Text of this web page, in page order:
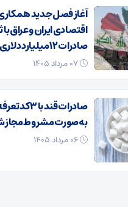
آغاز فصل جدید
اقتصادی ایران و عراق
صادرات ۱۲ میلیارد دلاری
۰۷ مرداد ۱۴۰۵
صادرات قند با ۳ کد
به‌صورت مشروط مجاز
۰۶ مرداد ۱۴۰۵